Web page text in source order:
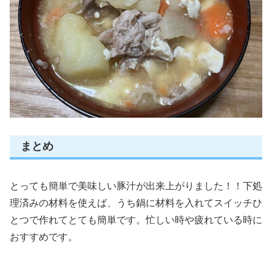
まとめ
とっても簡単で美味しい豚汁が出来上がりました！！下処
理済みの材料を使えば、うち鍋に材料を入れてスイッチひ
とつで作れてとても簡単です。忙しい時や疲れている時に
おすすめです。